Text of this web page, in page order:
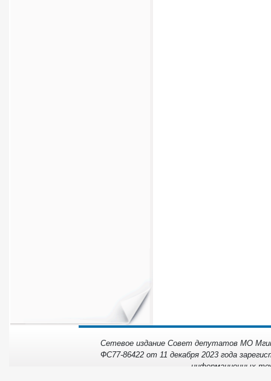
Сетевое издание Совет депутатов МО
ФС77-86422 от 11 декабря 2023 года
информационных